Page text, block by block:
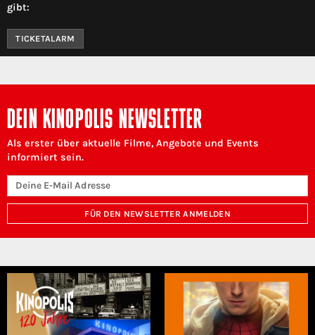
gibt:
TICKETALARM
DEIN KINOPOLIS NEWSLETTER
Als erster über aktuelle Filme, Angebote und Events
informiert sein.
FÜR DEN NEWSLETTER ANMELDEN